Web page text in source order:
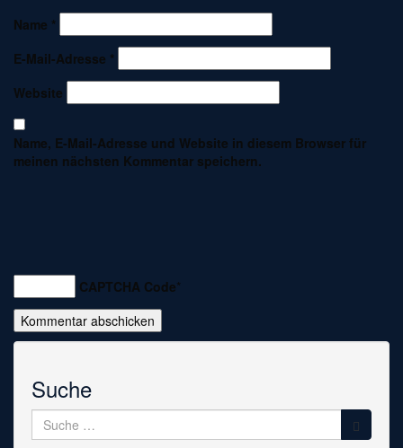
Name *
E-Mail-Adresse *
Website
Name, E-Mail-Adresse und Website in diesem Browser für
meinen nächsten Kommentar speichern.
CAPTCHA Code*
Suche
Suche
nach: